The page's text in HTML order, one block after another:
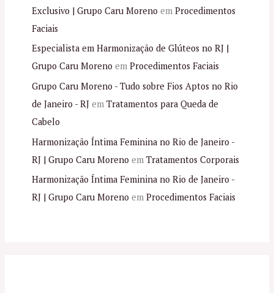
Exclusivo | Grupo Caru Moreno em Procedimentos
Faciais
Especialista em Harmonização de Glúteos no RJ |
Grupo Caru Moreno em Procedimentos Faciais
Grupo Caru Moreno - Tudo sobre Fios Aptos no Rio
de Janeiro - RJem Tratamentos para Queda de
Cabelo
Harmonização Íntima Feminina no Rio de Janeiro -
RJ | Grupo Caru Moreno em Tratamentos Corporais
Harmonização Íntima Feminina no Rio de Janeiro -
RJ | Grupo Caru Moreno em Procedimentos Faciais